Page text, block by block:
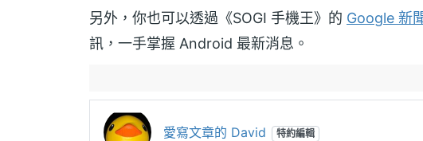
另外，你也可以透過《SOGI 手機王》的 Google 新
訊，一手掌握 Android 最新消息。
愛寫文章的 David 特約編輯